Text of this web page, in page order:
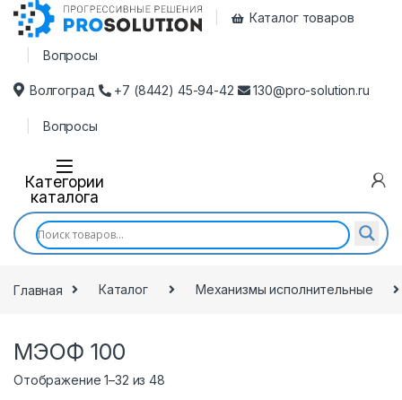
Каталог товаров
Вопросы
Волгоград +7 (8442) 45-94-42 130@pro-solution.ru
Вопросы
Категории
каталога
Главная Каталог Механизмы исполнительные
МЭОФ 100
Отображение 1–32 из 48